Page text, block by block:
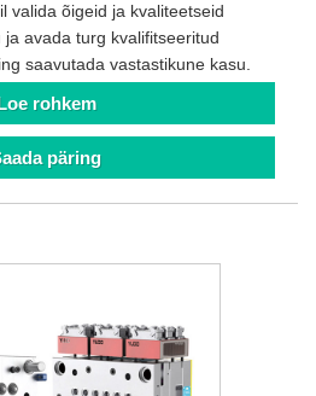
valida õigeid ja kvaliteetseid
avada turg kvalifitseeritud
saavutada vastastikune kasu.
rohkem
päring